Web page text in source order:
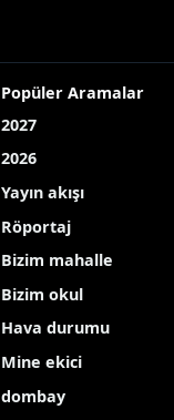
Popüler Aramalar
2027
2026
Yayın akışı
Röportaj
Bizim mahalle
Bizim okul
Hava durumu
Mine ekici
dombay